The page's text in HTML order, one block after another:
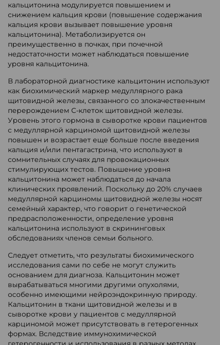
кальцитонина модулируется повышением и
снижением кальция крови (повышение содержания
кальция крови вызывает повышение уровня
кальцитонина). Метаболизируется он
преимущественно в почках, при почечной
недостаточности может наблюдаться повышение
уровня кальцитонина.
В лабораторной диагностике кальцитонин используют
как биохимический маркер медуллярного рака
щитовидной железы, связанного со злокачественным
перерождением С-клеток щитовидной железы.
Уровень этого гормона в сыворотке крови пациентов
с медуллярной карциномой щитовидной железы
повышен и возрастает еще больше после введения
кальция и/или пентагастрина, что используют в
сомнительных случаях для провокационных
стимулирующих тестов. Повышение уровня
кальцитонина может наблюдаться до начала
клинических проявлений. Поскольку до 20% случаев
медуллярной карциномы щитовидной железы носят
семейный характер, что говорит о генетической
предрасположенности, определение уровня
кальцитонина используют в скрининговых
обследованиях членов семьи больного.
Следует отметить, что результаты биохимического
исследования сами по себе не могут служить
основанием для диагноза. Кальцитонин может
вырабатываться многими другими опухолями,
особенно имеющими нейроэндокринную природу.
Кальцитонин в ткани щитовидной железы и в
сыворотке крови у пациентов с медуллярной
карциномой может присутствовать в гетерогенных
формах. Вследствие иммунохимической